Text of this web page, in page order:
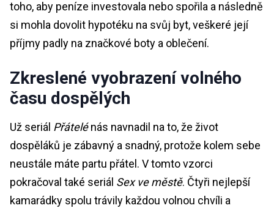
toho, aby peníze investovala nebo spořila a následně
si mohla dovolit hypotéku na svůj byt, veškeré její
příjmy padly na značkové boty a oblečení.
Zkreslené vyobrazení volného
času dospělých
Už seriál Přátelénás navnadil na to, že život
dospěláků je zábavný a snadný, protože kolem sebe
neustále máte partu přátel. V tomto vzorci
pokračoval také seriál Sex ve městě. Čtyři nejlepší
kamarádky spolu trávily každou volnou chvíli a